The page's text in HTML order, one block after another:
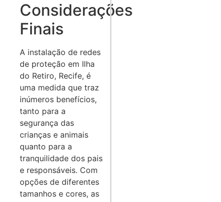
Considerações
Finais
A instalação de redes
de proteção em Ilha
do Retiro, Recife, é
uma medida que traz
inúmeros benefícios,
tanto para a
segurança das
crianças e animais
quanto para a
tranquilidade dos pais
e responsáveis. Com
opções de diferentes
tamanhos e cores, as